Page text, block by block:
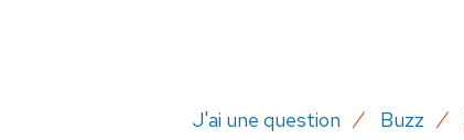
J'ai une question Buzz